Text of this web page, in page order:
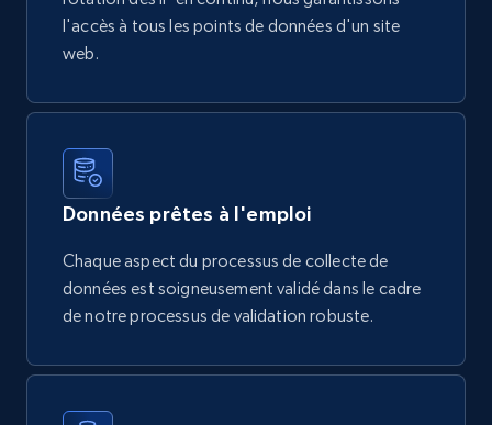
l'accès à tous les points de données d'un site
web.
Données prêtes à l'emploi
Chaque aspect du processus de collecte de
données est soigneusement validé dans le cadre
de notre processus de validation robuste.